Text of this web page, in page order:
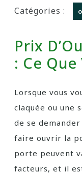
Catégories :
Prix
: Ce
Lorsque vous
claquée ou une
de se
faire ouvrir la
porte peuvent
facteurs, et il